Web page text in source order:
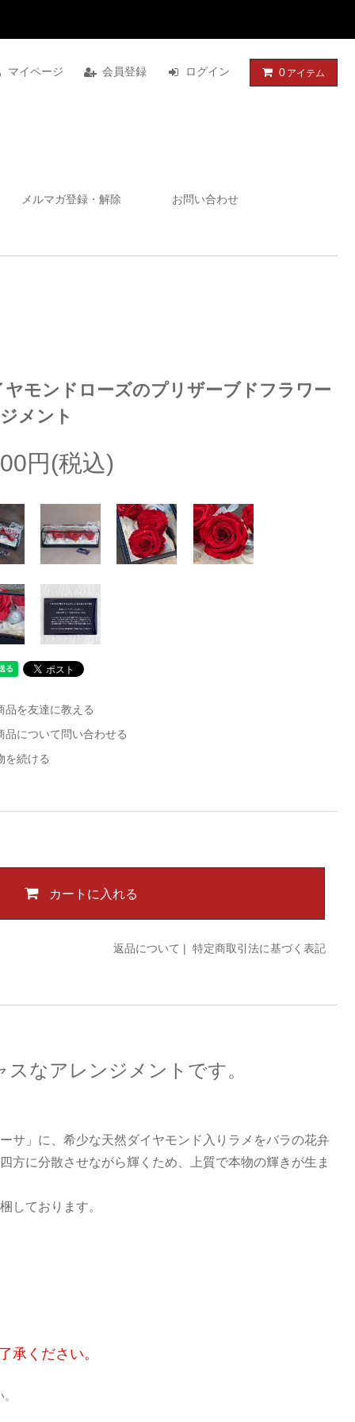
マイページ 会員登録 ログイン 0 アイテム
メルマガ登録・解除 お問い合わせ
ヤモンドローズのプリザーブドフラワー
メント
円(税込)
品を友達に教える
品について問い合わせる
を続ける
カートに入れる
返品について | 特定商取引法に基づく表記
なアレンジメントです。
サ」に、希少な天然ダイヤモンド入りラメをバラの花弁
方に分散させながら輝くため、上質で本物の輝きが生ま
しております。
承ください。